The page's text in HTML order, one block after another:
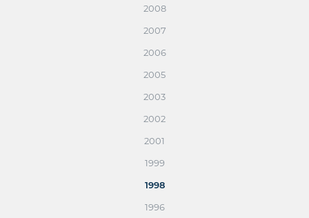
2008
2007
2006
2005
2003
2002
2001
1999
1998
1996